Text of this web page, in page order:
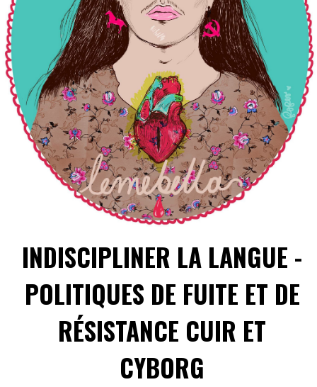
INDISCIPLINER LA LANGUE -
POLITIQUES DE FUITE ET DE
RÉSISTANCE CUIR ET
CYBORG